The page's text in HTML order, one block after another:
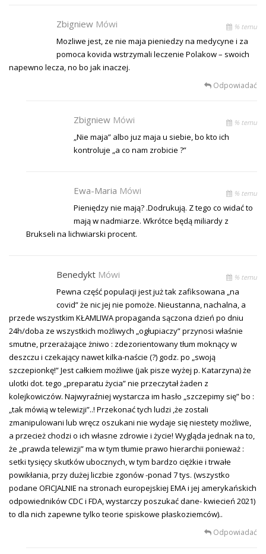
Zbigniew Mówi % temu
Mozliwe jest, ze nie maja pieniedzy na medycyne i za
pomoca kovida wstrzymali leczenie Polakow – swoich
napewno lecza, no bo jak inaczej.
Odpowiadać
Zbigniew Mówi % temu
„Nie maja” albo juz maja u siebie, bo kto ich
kontroluje „a co nam zrobicie ?”
Ewa-Maria Mówi % temu
Pieniędzy nie mają? .Dodrukują. Z tego co widać to
mają w nadmiarze. Wkrótce będą miliardy z
Brukseli na lichwiarski procent.
Benedykt Mówi % temu
Pewna część populacji jest już tak zafiksowana „na
covid” że nic jej nie pomoże. Nieustanna, nachalna, a
przede wszystkim KŁAMLIWA propaganda sączona dzień po dniu
24h/doba ze wszystkich możliwych „ogłupiaczy” przynosi właśnie
smutne, przerażające żniwo : zdezorientowany tłum moknący w
deszczu i czekający nawet kilka-naście (?) godz. po „swoją
szczepionkę!” Jest całkiem możliwe (jak pisze wyżej p. Katarzyna) że
ulotki dot. tego „preparatu życia” nie przeczytał żaden z
kolejkowiczów. Najwyraźniej wystarcza im hasło „szczepimy się” bo :
„tak mówią w telewizji”..! Przekonać tych ludzi ,że zostali
zmanipulowani lub wręcz oszukani nie wydaje się niestety możliwe,
a przecież chodzi o ich własne zdrowie i życie! Wygląda jednak na to,
że „prawda telewizji” ma w tym tłumie prawo hierarchii ponieważ :
setki tysięcy skutków ubocznych, w tym bardzo ciężkie i trwałe
powikłania, przy dużej liczbie zgonów -ponad 7 tys. (wszystko
podane OFICJALNIE na stronach europejskiej EMA i jej amerykańskich
odpowiedników CDC i FDA, wystarczy poszukać dane- kwiecień 2021)
to dla nich zapewne tylko teorie spiskowe płaskoziemców)..
Odpowiadać